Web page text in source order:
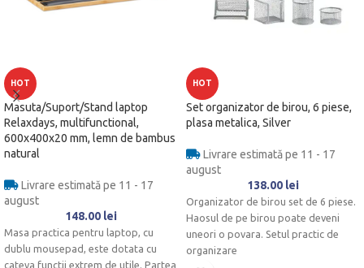
HOT
Masuta/Suport/Stand laptop
Relaxdays, multifunctional,
600x400x20 mm, lemn de bambus
natural
Livrare estimată pe 11 - 17
august
148.00 lei
Masa practica pentru laptop, cu
dublu mousepad, este dotata cu
cateva functii extrem de utile. Partea
HOT
Set organizator de birou, 6 piese,
plasa metalica, Silver
Livrare estimată pe 11 - 17
august
138.00 lei
Organizator de birou set de 6 piese.
Haosul de pe birou poate deveni
uneori o povara. Setul practic de
organizare